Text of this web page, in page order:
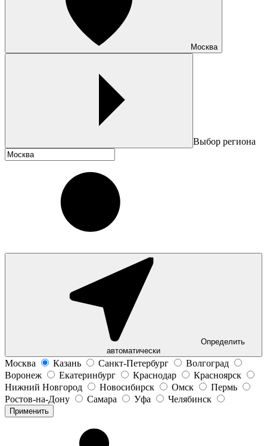
Москва
Выбор региона
Определить
автоматически
Москва Казань Санкт-Петербург
Волгоград
Воронеж
Екатеринбург Краснодар
Красноярск
Нижний Новгород
Новосибирск Омск
Пермь
Ростов-на-Дону
Самара Уфа Челябинск
Применить